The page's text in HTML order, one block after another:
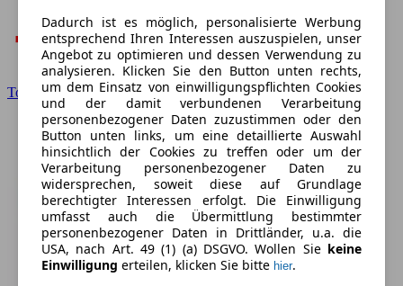
Toyota
Dadurch ist es möglich, personalisierte Werbung
entsprechend Ihren Interessen auszuspielen, unser
Angebot zu optimieren und dessen Verwendung zu
analysieren. Klicken Sie den Button unten rechts,
um dem Einsatz von einwilligungspflichten Cookies
und der damit verbundenen Verarbeitung
personenbezogener Daten zuzustimmen oder den
Button unten links, um eine detaillierte Auswahl
hinsichtlich der Cookies zu treffen oder um der
Verarbeitung personenbezogener Daten zu
widersprechen, soweit diese auf Grundlage
berechtigter Interessen erfolgt. Die Einwilligung
umfasst auch die Übermittlung bestimmter
personenbezogener Daten in Drittländer, u.a. die
USA, nach Art. 49 (1) (a) DSGVO. Wollen Sie keine
Einwilligung erteilen, klicken Sie bitte hier.